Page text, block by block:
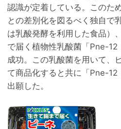
認識が定着している。このた
との差別化を図るべく独自で
は乳酸発酵を利用した食品）
で届く植物性乳酸菌「Pne-12
成功。この乳酸菌を用いて、
て商品化すると共に「Pne-12
出願した。